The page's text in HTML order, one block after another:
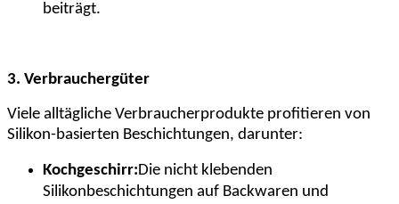
beiträgt.
3. Verbrauchergüter
Viele alltägliche Verbraucherprodukte profitieren von
Silikon-basierten Beschichtungen, darunter:
Kochgeschirr:Die nicht klebenden
Silikonbeschichtungen auf Backwaren und